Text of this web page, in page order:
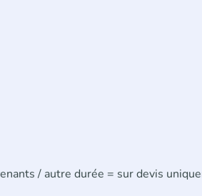
/ autre durée = sur devis